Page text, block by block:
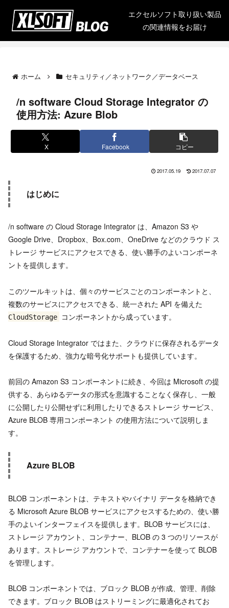
エクセルソフト取り扱い製品
の関連情報をお届け
ホーム セキュリティ／ネットワーク／データベース
/n software Cloud Storage Integrator の
使用方法: Azure Blob
X Facebook コピー
2017.05.19 2017.07.07
はじめに
/n software の Cloud Storage Integrator は、Amazon S3 や
Google Drive、Dropbox、Box.com、OneDrive などのクラウド ス
トレージ サービスにアクセスできる、使い勝手のよいコンポーネ
ントを提供します。
このツールキットは、個々のサービスごとのコンポーネントと、
複数のサービスにアクセスできる、統一された API を備えた
CloudStorage コンポーネントから成っています。
Cloud Storage Integrator ではまた、クラウドに保存されるデータ
を保護するため、強力な暗号化サポートも提供しています。
前回の Amazon S3 コンポーネントに続き、今回は Microsoft の提
供する、あらゆるデータの形式を意識することなく保存し、一般
に公開したり公開せずに利用したりできるストレージ サービス、
Azure BLOB 専用コンポーネント の使用方法について説明しま
す。
Azure BLOB
BLOB コンポーネントは、テキストやバイナリ データを格納でき
る Microsoft Azure BLOB サービスにアクセスするための、使い勝
手のよいインターフェイスを提供します。BLOB サービスには、
ストレージ アカウント、コンテナー、BLOB の 3 つのリソースが
あります。ストレージ アカウントで、コンテナーを使って BLOB
を管理します。
BLOB コンポーネントでは、ブロック BLOB が作成、管理、削除
できます。ブロック BLOB はストリーミングに最適化されてお